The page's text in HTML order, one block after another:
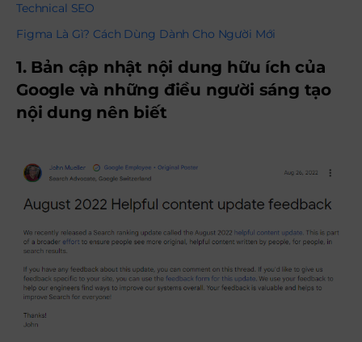
Technical SEO
Figma Là Gì? Cách Dùng Dành Cho Người Mới
1. Bản cập nhật nội dung hữu ích của
Google và những điều người sáng tạo
nội dung nên biết